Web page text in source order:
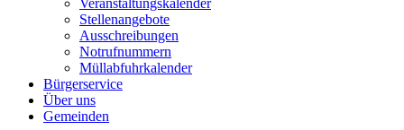
Veranstaltungskalender
Stellenangebote
Ausschreibungen
Notrufnummern
Müllabfuhrkalender
Bürgerservice
Über uns
Gemeinden